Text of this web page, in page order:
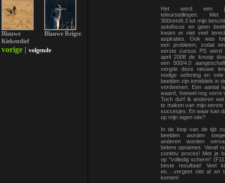
Blauwe
Kiekendief
Blauwe Reiger
vorige | volgende
Het werd een
teleurstellingen. Met
300mm/6.3 tot mijn
autofocus en geen
kwam er niet veel
aspiraties. Ook was
een probleem, zodat
eerste cursus PS werd
april 2008 de knoop
een 500/4.0
vergde deze nieuwe
nodige oefening en vele
beelden zijn inmiddels in
verdwenen. Een aantal
waard, hoewel nog verre
Toch durf ik anderen wel
te maken van mijn eerste
succesjes. En waar kan
op mijn eigen site?
In de loop van de tijd
beelden worden
anderen worden
betere opnames. Vanaf
continu proces! Met je
op "volledig scherm"
beste resultaat! Veel
en….vergeet niet af en
komen!